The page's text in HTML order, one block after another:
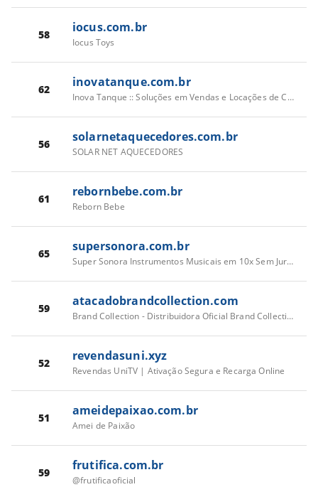
58 iocus.com.br
Iocus Toys
62 inovatanque.com.br
Inova Tanque :: Soluções em Vendas e Locações de Carretas-Tanque
56 solarnetaquecedores.com.br
SOLAR NET AQUECEDORES
61 rebornbebe.com.br
Reborn Bebe
65 supersonora.com.br
Super Sonora Instrumentos Musicais em 10x Sem Juros - 10 Anos de Loja
59 atacadobrandcollection.com
Brand Collection - Distribuidora Oficial Brand Collection
52 revendasuni.xyz
Revendas UniTV | Ativação Segura e Recarga Online
51 ameidepaixao.com.br
Amei de Paixão
59 frutifica.com.br
@frutificaoficial